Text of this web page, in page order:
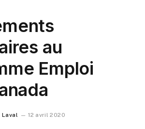
au
Emploi
Laval 12 avril 2020